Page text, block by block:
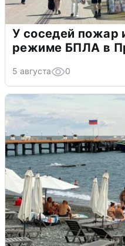
У соседей пожар
режиме БПЛА в
5 августа 0